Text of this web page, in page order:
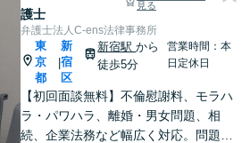
護士
見る
弁護士法人C-ens法律事務所
東
京
都
|
新
宿
区
新宿駅から
徒歩5分
営業時間：本
日定休日
【初回面談無料】不倫慰謝料、モラハ
ラ・パワハラ、離婚・男女問題、相
続、企業法務など幅広く対応。問題の